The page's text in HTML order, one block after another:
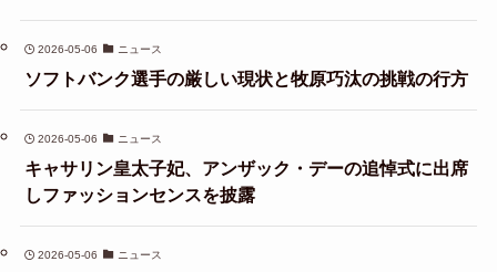
2026-05-06 ニュース
ソフトバンク選手の厳しい現状と牧原巧汰の挑戦の行方
2026-05-06 ニュース
キャサリン皇太子妃、アンザック・デーの追悼式に出席
しファッションセンスを披露
2026-05-06 ニュース